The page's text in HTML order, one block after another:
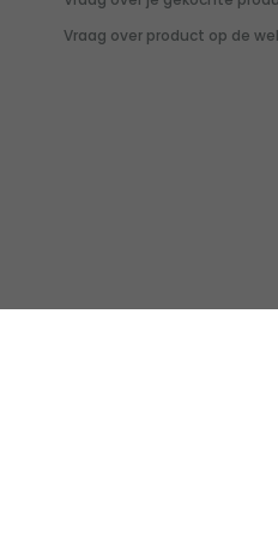
Vraag over product op de